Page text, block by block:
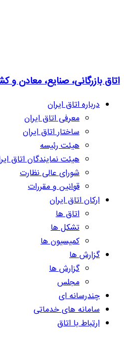
اتاق بازرگانی، صنایع، معادن و
درباره اتاق ایران
معرفی اتاق ایران
ساختار اتاق ایران
هیئت رئیسه
هیئت نمایندگان اتاق
شورای عالی نظارت
قوانین و مقررات
ارکان اتاق ایران
اتاق ها
تشکل ها
کمیسیون ها
گزارش ها
گزارش ها
مجلس
چندرسانه ای
سامانه های خدماتی
ارتباط با اتاق